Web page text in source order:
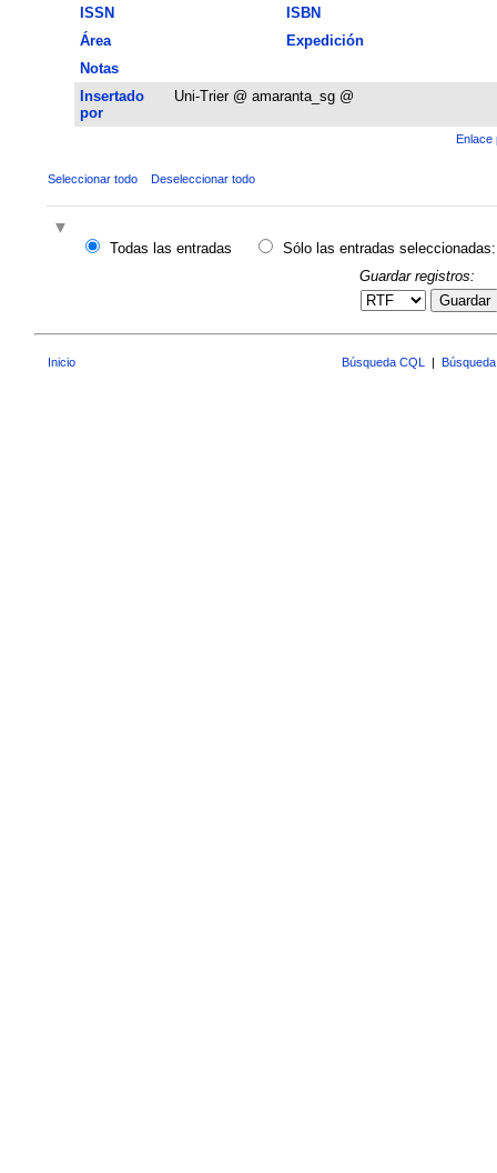
ISSN
ISBN
Área
Expedición
Notas
Insertado
por
Uni-Trier @ amaranta_sg @
Enlace
Seleccionar todo Deseleccionar todo
Todas las entradas
Sólo las entradas seleccionadas:
Guardar registros:
Guardar
Inicio Búsqueda CQL